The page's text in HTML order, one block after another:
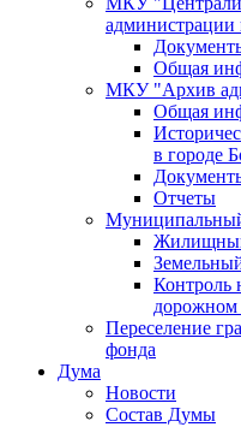
администрации
Общая
МКУ "Архив
Общая
в городе
Отчеты
Контроль
дорожном
Переселение
фонда
Дума
Новости
Состав Думы